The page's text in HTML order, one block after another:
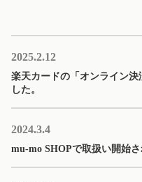
2025.2.12
楽天カードの「オンライン
した。
2024.3.4
mu-mo SHOPで取扱い開始さ